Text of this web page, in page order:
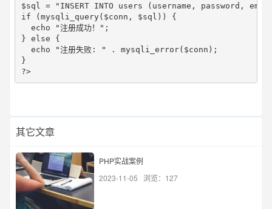
$sql = "INSERT INTO users (username, password,
if (mysqli_query($conn, $sql)) {
  echo "注册成功！";
} else {
  echo "注册失败: " . mysqli_error($conn);
}
?>
其它文章
PHP实战案例
2023-11-05 浏览：127